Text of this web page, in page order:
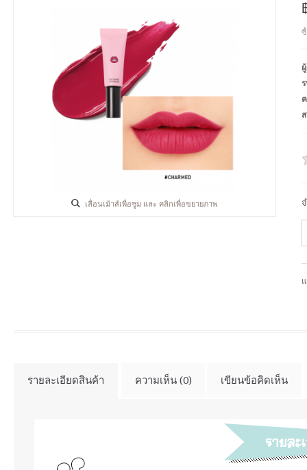
เลื่อนเม้าส์เพื่อซูม และ คลิกเพื่อขยายภาพ
รายละเอียดสินค้า ความเห็น (0) เขียนข้อคิดเห็น